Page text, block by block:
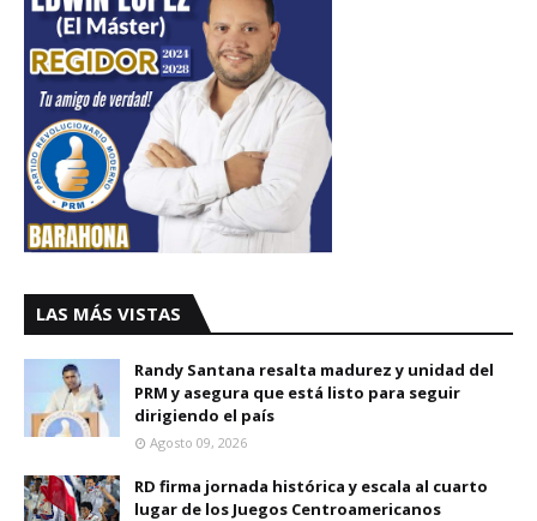
LAS MÁS VISTAS
Randy Santana resalta madurez y unidad del
PRM y asegura que está listo para seguir
dirigiendo el país
Agosto 09, 2026
RD firma jornada histórica y escala al cuarto
lugar de los Juegos Centroamericanos